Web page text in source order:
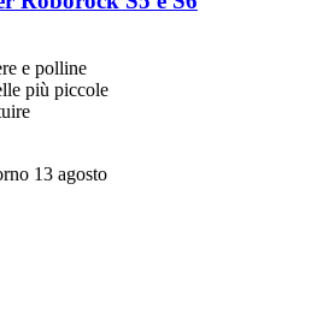
e polline
più piccole
13 agosto